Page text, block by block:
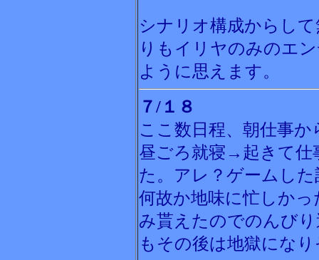
シナリオ構成からし
りもイリヤのみのエ
ように思えます。
７/１８
ここ数日程、朝仕事
昼ごろ就寝→起きて仕
た。アレ？ゲームし
何故か地味に忙しか
み貰えたのでのんび
もその後は地獄にな